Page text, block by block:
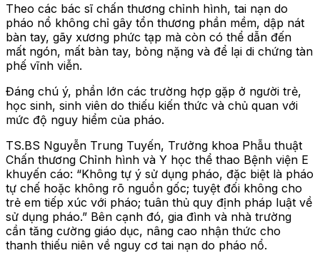
Theo các bác sĩ chấn thương chỉnh hình, tai nạn do
pháo nổ không chỉ gây tổn thương phần mềm, dập nát
bàn tay, gãy xương phức tạp mà còn có thể dẫn đến
mất ngón, mất bàn tay, bỏng nặng và để lại di chứng tàn
phế vĩnh viễn.
Đáng chú ý, phần lớn các trường hợp gặp ở người trẻ,
học sinh, sinh viên do thiếu kiến thức và chủ quan với
mức độ nguy hiểm của pháo.
TS.BS Nguyễn Trung Tuyến, Trưởng khoa Phẫu thuật
Chấn thương Chỉnh hình và Y học thể thao Bệnh viện E
khuyến cáo: “Không tự ý sử dụng pháo, đặc biệt là pháo
tự chế hoặc không rõ nguồn gốc; tuyệt đối không cho
trẻ em tiếp xúc với pháo; tuân thủ quy định pháp luật về
sử dụng pháo.” Bên cạnh đó, gia đình và nhà trường
cần tăng cường giáo dục, nâng cao nhận thức cho
thanh thiếu niên về nguy cơ tai nạn do pháo nổ.